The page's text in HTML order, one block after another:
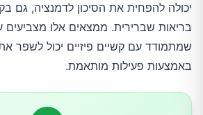
הפחתת דלקת ושמירה על תאי
היתרונות של פעילות קלה
יכולה להפחית את הסיכון לדמנציה, גם
בריאות שברירית. ממצאים אלו
שמתמודד עם קשיים פיזיים יכול לשפר
באמצעות פעילות מותאמת.